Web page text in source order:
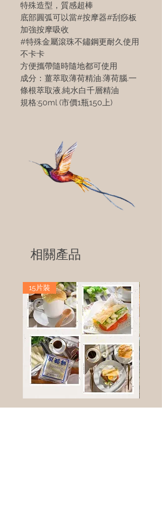
特殊造型，質感超棒
底部圓弧可以當#按摩器#刮痧板
加強按摩吸收
#特殊金屬滾珠不鏽鋼更耐久使用
不卡卡
方便攜帶隨時隨地都可使用
成分：薑萃取薄荷精油.薄荷腦.一
條根萃取液.純水白千層精油
規格:50ml (市價1瓶150上)
相關產品
15片裝